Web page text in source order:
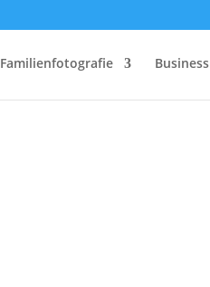
Familienfotografie Business